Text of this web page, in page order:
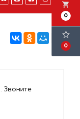
local_grocery_store
0
0
Звоните